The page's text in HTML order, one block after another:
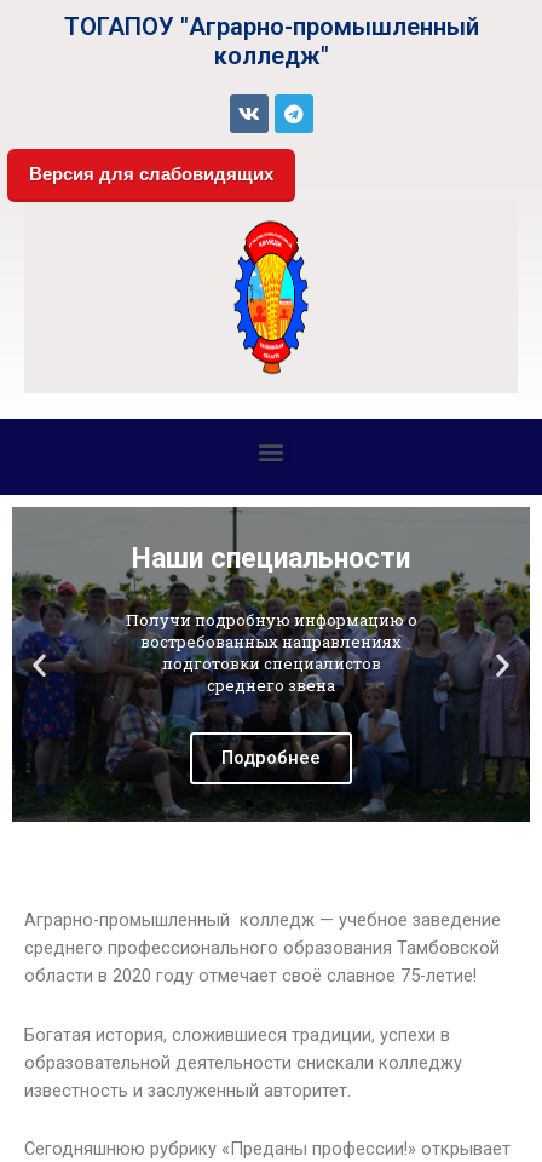
ТОГАПОУ "Аграрно-промышленный
колледж"
Версия для слабовидящих
Аграрно-промышленный колледж — учебное заведение
среднего профессионального образования Тамбовской
области в 2020 году отмечает своё славное 75-летие!
Богатая история, сложившиеся традиции, успехи в
образовательной деятельности снискали колледжу
известность и заслуженный авторитет.
Сегодняшнюю рубрику «Преданы профессии!» открывает